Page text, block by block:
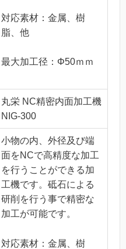
対応素材：金属、樹
脂、他
最大加工径：Φ50ｍｍ
丸栄 NC精密内面加工機
NIG-300
小物の内、外径及び端
面をNCで高精度な加工
を行うことができる加
工機です。砥石による
研削を行う事で精密な
加工が可能です。
対応素材：金属、樹